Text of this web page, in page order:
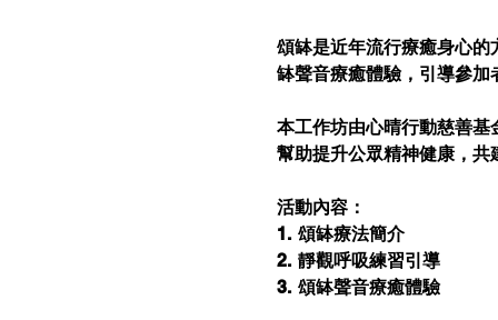
頌缽是近年流行療癒身心
缽聲音療癒體驗，引導參
本工作坊由心晴行動慈善
幫助提升公眾精神健康，共
活動內容：
1.  頌缽療法簡介
2.  靜觀呼吸練習引導
3.  頌缽聲音療癒體驗